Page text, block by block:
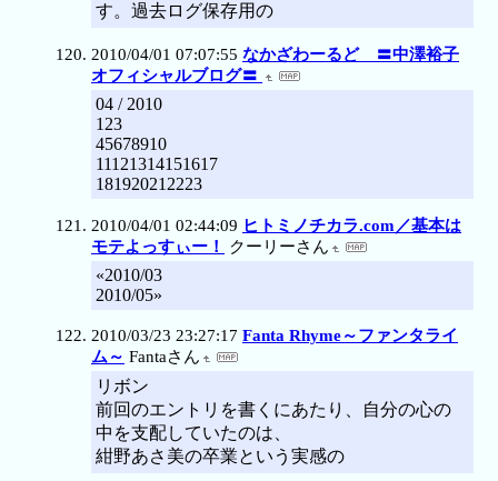
す。過去ログ保存用の
2010/04/01 07:07:55 なかざわーるど 〓中澤裕子
オフィシャルブログ〓
04 / 2010
123
45678910
11121314151617
181920212223
2010/04/01 02:44:09 ヒトミノチカラ.com／基本は
モテよっすぃー！
クーリーさん
«2010/03
2010/05»
2010/03/23 23:27:17 Fanta Rhyme～ファンタライ
ム～ Fantaさん
リボン
前回のエントリを書くにあたり、自分の心の
中を支配していたのは、
紺野あさ美の卒業という実感の